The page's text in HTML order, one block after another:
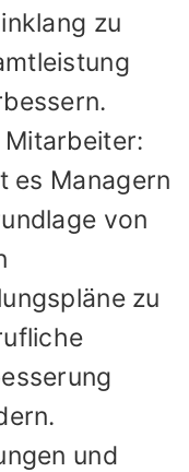
zu
es Managern
von
zu
und